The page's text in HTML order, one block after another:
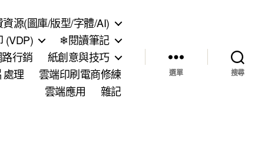
源(圖庫/版型/字體/AI)
(VDP)
❄閱讀筆記
行銷
紙創意與技巧
處理
雲端印刷電商修練
雲端應用
雜記
選單 搜尋